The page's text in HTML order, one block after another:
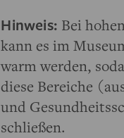
Hinweis: Bei
kann es im
warm werden,
diese Bereiche
und
schließen.